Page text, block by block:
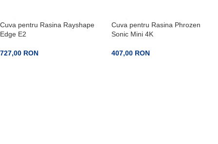
Cuva pentru Rasina Rayshape
Edge E2
727,00 RON
Cuva pentru Rasina Phrozen
Sonic Mini 4K
407,00 RON